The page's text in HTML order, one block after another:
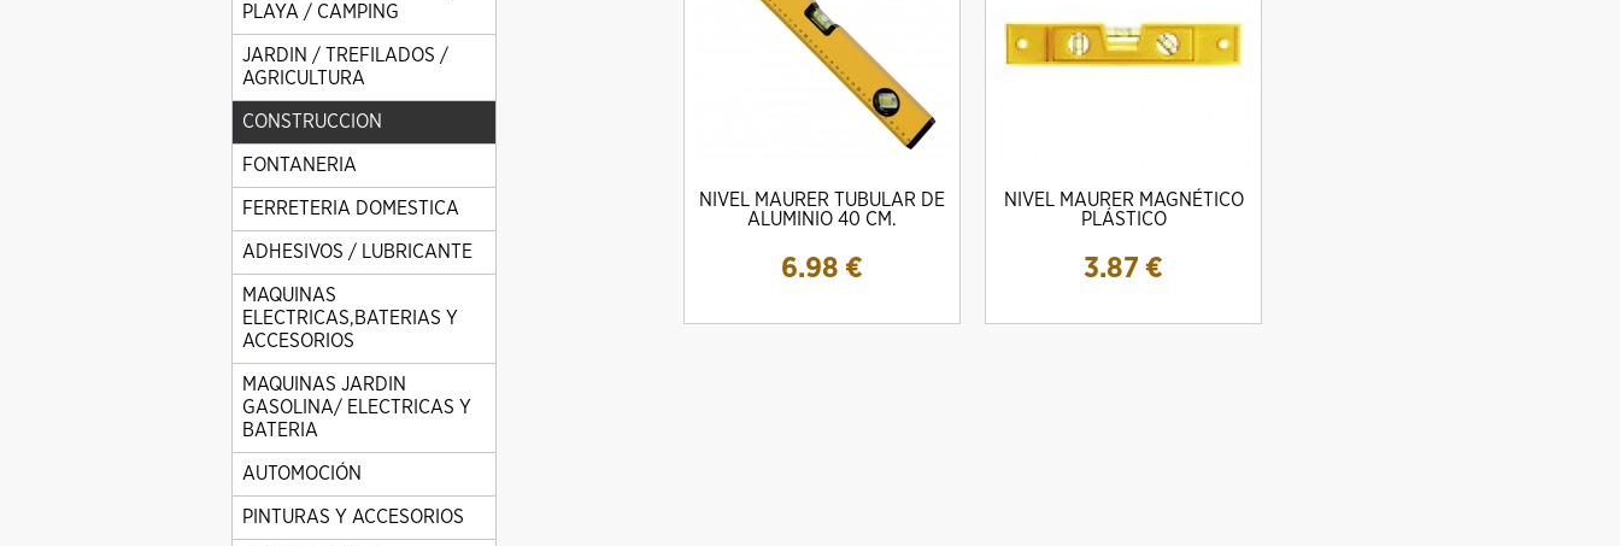
PLAYA / CAMPING
JARDIN / TREFILADOS /
AGRICULTURA
CONSTRUCCION
FONTANERIA
FERRETERIA DOMESTICA
ADHESIVOS / LUBRICANTE
MAQUINAS
ELECTRICAS,BATERIAS Y
ACCESORIOS
MAQUINAS JARDIN
GASOLINA/ ELECTRICAS Y
BATERIA
AUTOMOCIÓN
PINTURAS Y ACCESORIOS
NIVEL MAURER TUBULAR DE
ALUMINIO 40 CM.
6.98 €
NIVEL MAURER MAGNÉTICO
PLÁSTICO
3.87 €